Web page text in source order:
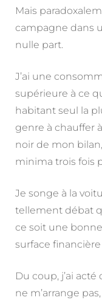
Mais
campagne dans
nulle part.
J’ai une
supérieure à ce
habitant seul la
genre à chauffer
noir de mon
minima trois fois
Je songe à la
tellement débat
ce soit une
surface
Du coup, j’ai
ne m’arrange